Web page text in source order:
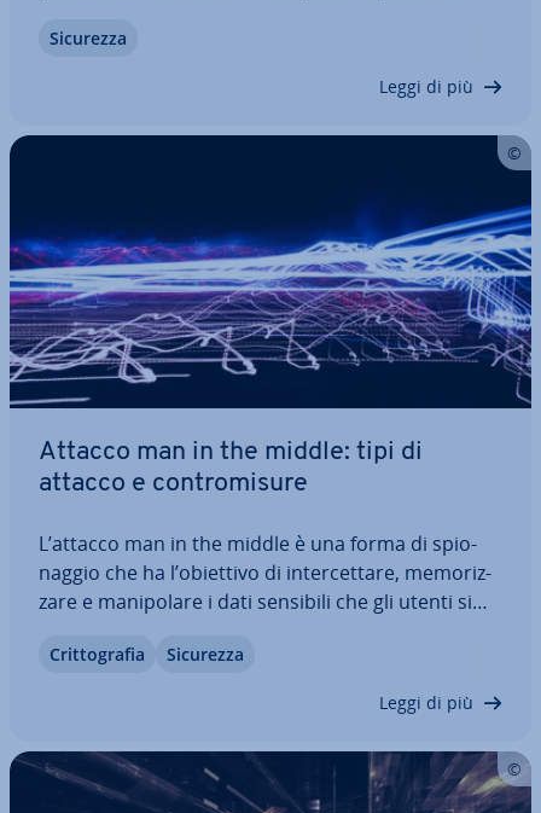
dimostra come un punto debole nell’ambito della
Sicurezza
Leggi di più
Attacco man in the middle: tipi di
attacco e con­tro­mi­su­re
L’attacco man in the middle è una forma di spio­
nag­gio che ha l’obiettivo di in­ter­cet­ta­re, me­mo­riz­
za­re e ma­ni­po­la­re i dati sensibili che gli utenti si
ricorrono a questo metodo che permette loro di
Crit­to­gra­fia Sicurezza
Leggi di più